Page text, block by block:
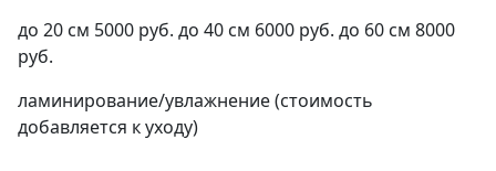
до 20 см 5000 руб. до 40 см 6000 руб. до 60 см 8000
руб.
ламинирование/увлажнение (стоимость
добавляется к уходу)